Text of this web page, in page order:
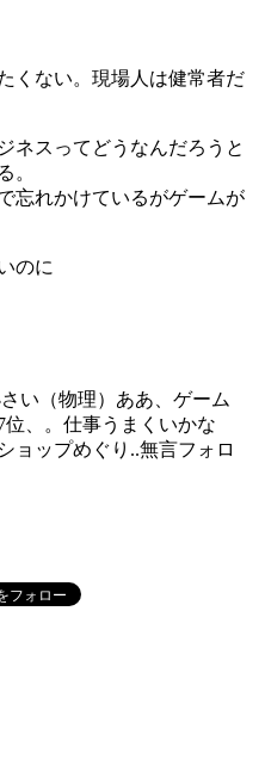
くない。現場人は健常者だ
ネスってどうなんだろうと
。
忘れかけているがゲームが
のに
い（物理）ああ、ゲーム
位、。仕事うまくいかな
ョップめぐり..無言フォロ